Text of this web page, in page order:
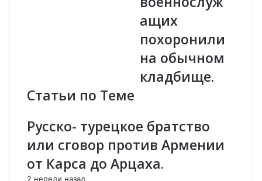
и
п
о
д
в
и
о
в
в
А
б
й
д
ащих
похоронили
на обычном
кладбище.
Статьи по Теме
Русско- турецкое братство
или сговор против Армении
от Карса до Арцаха.
2 недели назад